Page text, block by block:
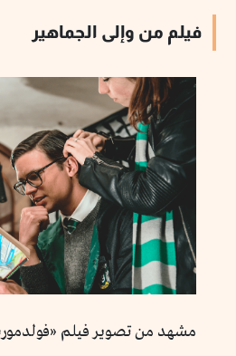
فيلم من وإلى الجماهير
مشهد من تصوير فيلم